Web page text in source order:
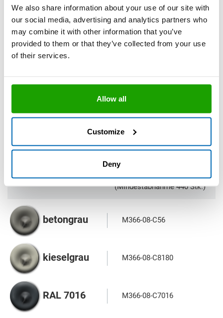
We also share information about your use of our site with
our social media, advertising and analytics partners who
may combine it with other information that you’ve
provided to them or that they’ve collected from your use
of their services.
Allow all
Customize
Deny
Farben & Lieferform
580 ml Alu-Folienbeutel
(Mindestabnahme 440 Stk.)
betongrau M366-08-C56
kieselgrau M366-08-C8180
RAL 7016 M366-08-C7016